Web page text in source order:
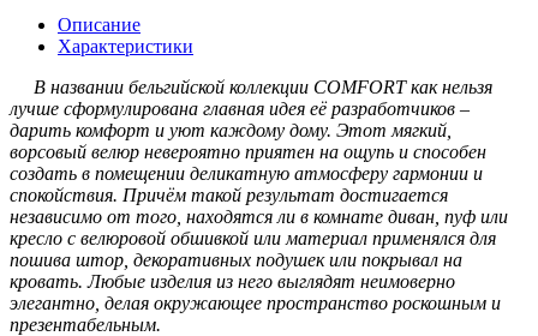
Описание
Характеристики
В названии бельгийской коллекции COMFORT как нельзя
лучше сформулирована главная идея её разработчиков –
дарить комфорт и уют каждому дому. Этот мягкий,
ворсовый велюр невероятно приятен на ощупь и способен
создать в помещении деликатную атмосферу гармонии и
спокойствия. Причём такой результат достигается
независимо от того, находятся ли в комнате диван, пуф или
кресло с велюровой обшивкой или материал применялся для
пошива штор, декоративных подушек или покрывал на
кровать. Любые изделия из него выглядят неимоверно
элегантно, делая окружающее пространство роскошным и
презентабельным.